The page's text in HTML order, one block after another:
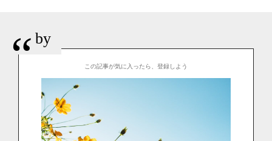
“ by
この記事が気に入ったら、登録しよう